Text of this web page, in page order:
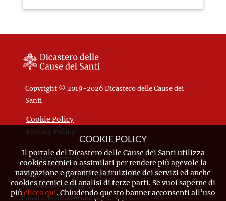
Copyright © 2019-2026 Dicastero delle Cause dei
Santi
Cookie Policy
Privacy Policy
CONTATTI
Piazza Pio XII, 10 - 00120 Città del Vaticano
Tel. +39.06.698.842.44
Emailinfo@causesanti.va
COOKIE POLICY
Il portale del Dicastero delle Cause dei Santi utilizza
cookies tecnici o assimilati per rendere più agevole la
navigazione e garantire la fruizione dei servizi ed anche
cookies tecnici e di analisi di terze parti. Se vuoi saperne di
piùclicca qui. Chiudendo questo banner acconsenti all’uso